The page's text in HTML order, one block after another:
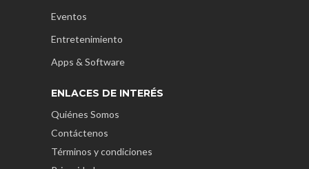
Eventos
Entretenimiento
Apps & Software
ENLACES DE INTERÉS
Quiénes Somos
Contáctenos
Términos y condiciones